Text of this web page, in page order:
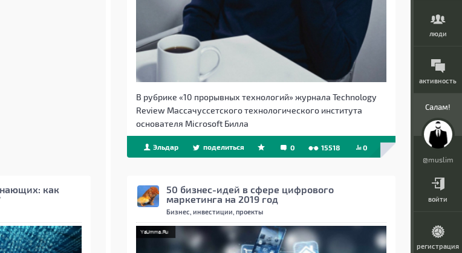
люди
активность
Салам!
@muslim
войти
регистрация
В рубрике «10 прорывных технологий» журнала Technology
Review Массачуссетского технологического института
основателя Microsoft Билла
Эльдар поделиться 0 0
15518
как
50 бизнес-идей в сфере цифрового
маркетинга на 2019 год
Бизнес, инвестиции, проекты